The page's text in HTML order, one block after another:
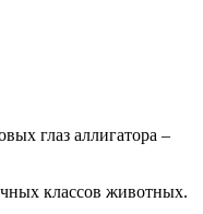
глаз аллигатора –
классов животных.